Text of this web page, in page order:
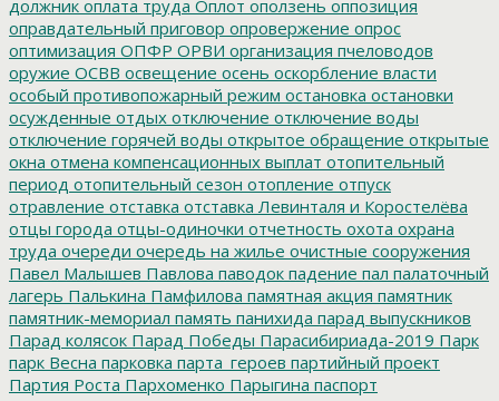
должник оплата труда Оплот оползень оппозиция
оправдательный приговор опровержение опрос
оптимизация ОПФР ОРВИ организация пчеловодов
оружие ОСВВ освещение осень оскорбление власти
особый противопожарный режим остановка остановки
осужденные отдых отключение отключение воды
отключение горячей воды открытое обращение открытые
окна отмена компенсационных выплат отопительный
период отопительный сезон отопление отпуск
отравление отставка отставка Левинталя и Коростелёва
отцы города отцы-одиночки отчетность охота охрана
труда очереди очередь на жилье очистные сооружения
Павел Малышев Павлова паводок падение пал палаточный
лагерь Палькина Памфилова памятная акция памятник
памятник-мемориал память панихида парад выпускников
Парад колясок Парад Победы Парасибириада-2019 Парк
парк Весна парковка парта_героев партийный проект
Партия Роста Пархоменко Парыгина паспорт